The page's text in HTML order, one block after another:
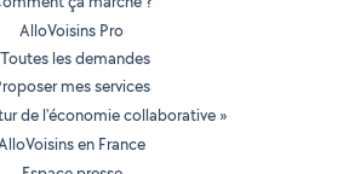
AlloVoisins Pro
Toutes les demandes
mes services
de l'économie collaborative »
en France